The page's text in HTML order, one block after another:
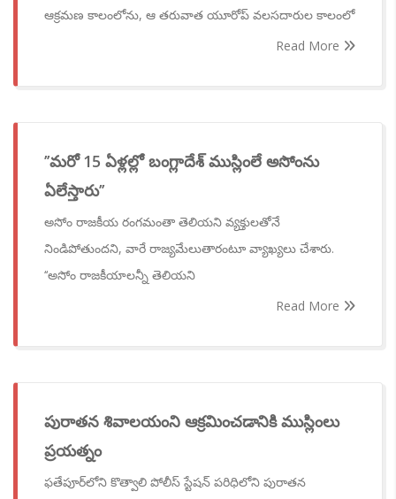
ఆక్రమణ కాలంలోను, ఆ తరువాత యూరోప్ వలసదారుల కాలంలో
Read More
’’మరో 15 ఏళ్లల్లో బంగ్లాదేశ్ ముస్లింలే అసోంను
ఏలేస్తారు’’
అసోం రాజకీయ రంగమంతా తెలియని వ్యక్తులతోనే
నిండిపోతుందని, వారే రాజ్యమేలుతారంటూ వ్యాఖ్యలు చేశారు.
‘‘అసోం రాజకీయాలన్నీ తెలియని
Read More
పురాతన శివాలయంని ఆక్రమించడానికి ముస్లింలు
ప్రయత్నం
ఫతేపూర్‌లోని కొత్వాలి పోలీస్ స్టేషన్ పరిధిలోని పురాతన